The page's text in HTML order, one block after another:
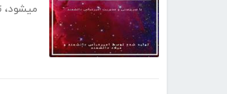
میشود،